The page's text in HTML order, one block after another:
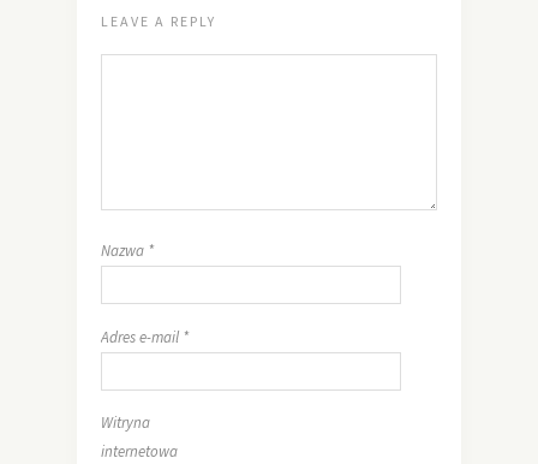
LEAVE A REPLY
Nazwa *
Adres e-mail *
Witryna
internetowa